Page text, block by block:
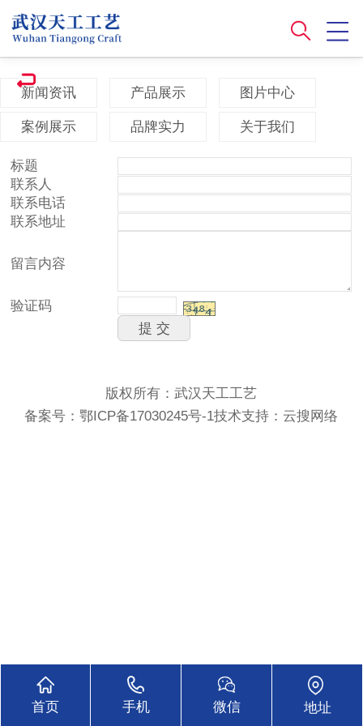
新闻资讯 产品展示 图片中心
案例展示 品牌实力 关于我们
标题
联系人
联系电话
联系地址
留言内容
验证码
版权所有：武汉天工工艺
备案号：鄂ICP备17030245号-1技术支持： 云搜网络
首页 手机 微信 地址